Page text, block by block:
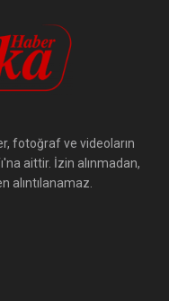
fotoğraf ve videoların
aittir. İzin alınmadan,
alıntılanamaz.